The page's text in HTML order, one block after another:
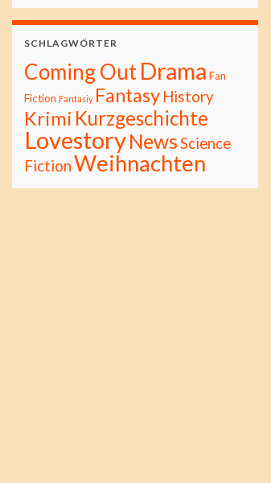
SCHLAGWÖRTER
Coming OutDrama Fan
Fiction Fantasiy Fantasy History
Krimi Kurzgeschichte
LovestoryNewsScience
FictionWeihnachten